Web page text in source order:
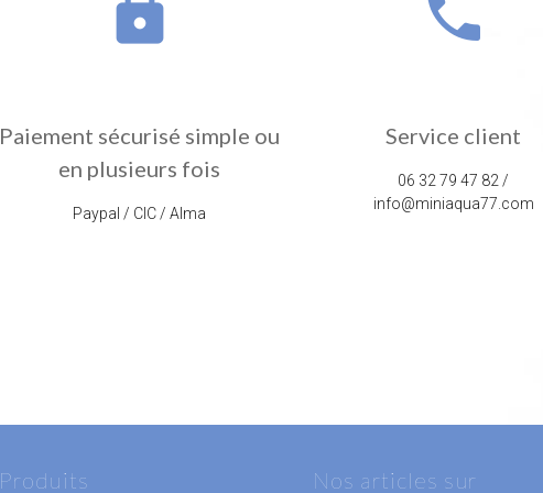
Paiement sécurisé simple ou
en plusieurs fois
Paypal / CIC / Alma
Service client
06 32 79 47 82 /
info@miniaqua77.com
Produits
Nos articles sur